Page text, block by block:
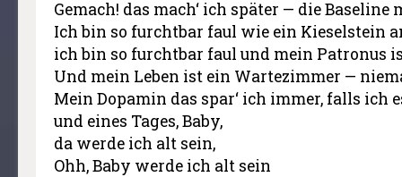
Gemach! das mach‘ ich später — die Baseline
Ich bin so furchtbar faul wie ein Kieselstein
ich bin so furchtbar faul und mein Patronus
Und mein Leben ist ein Wartezimmer —
Mein Dopamin das spar‘ ich immer, falls ich
und eines Tages, Baby,
da werde ich alt sein,
Ohh, Baby werde ich alt sein